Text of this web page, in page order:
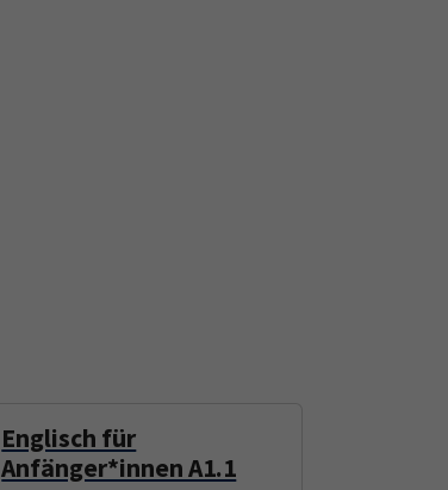
Englisch für
Anfänger*innen A1.1